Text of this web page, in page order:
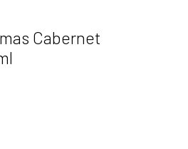
Cabernet